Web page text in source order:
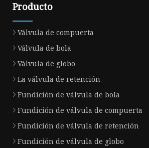
Producto
Válvula de compuerta
Válvula de bola
Válvula de globo
La válvula de retención
Fundición de válvula de bola
Fundición de válvula de compuerta
Fundición de válvula de retención
Fundición de válvula de globo